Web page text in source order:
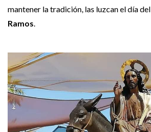
mantener la tradición, las luzcan el día del
Ramos.